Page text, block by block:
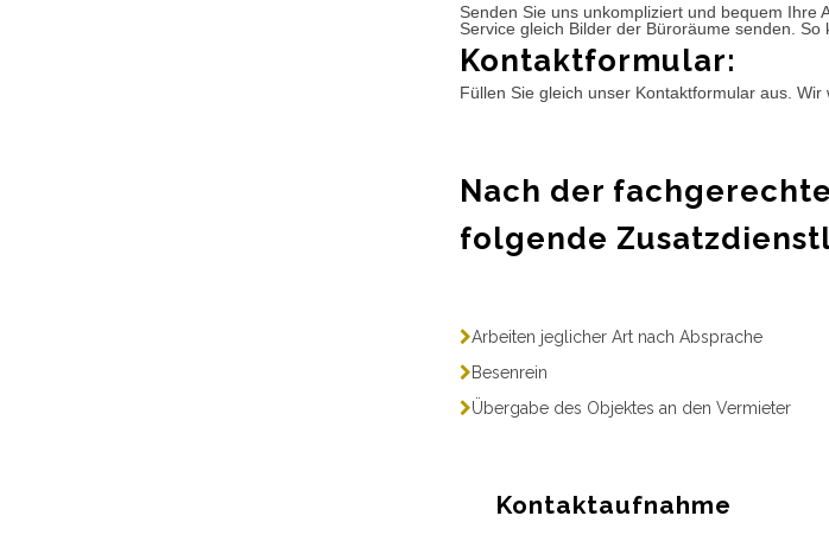
Senden Sie uns unkompliziert und bequem Ihre
Service gleich Bilder der Büroräume senden.
Kontaktformular:
Füllen Sie gleich unser Kontaktformular aus.
Nach der
folgende
Arbeiten jeglicher Art nach Absprache
Besenrein
Übergabe des Objektes an den Vermieter
Kontaktaufnahme